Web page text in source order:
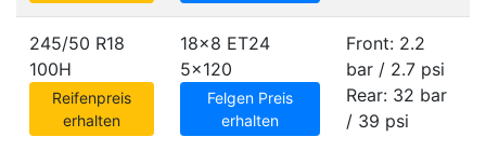
245/50 R18
100H
Reifenpreis
erhalten
18x8 ET24
5x120
Felgen Preis
erhalten
Front: 2.2
bar / 2.7 psi
Rear: 32 bar
/ 39 psi